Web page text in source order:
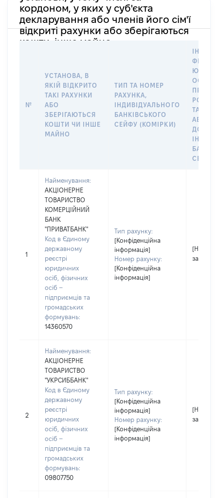
кордоном, у яких у суб'єкта
декларування або членів його сім'ї
відкриті рахунки або зберігаються
кошти, інше майно
№
УСТАНОВА, В
ЯКІЙ ВІДКРИТО
ТАКІ РАХУНКИ
АБО
ЗБЕРІГАЮТЬСЯ
КОШТИ ЧИ ІНШЕ
МАЙНО
ТИП ТА НОМЕР
РАХУНКА,
ІНДИВІДУАЛЬНОГО
БАНКІВСЬКОГО
СЕЙФУ (КОМІРКИ)
ПРАВО
ТАКИМ
АБО
ДО
СЕЙФУ
1
Найменування:
АКЦІОНЕРНЕ
ТОВАРИСТВО
КОМЕРЦІЙНИЙ
БАНК
"ПРИВАТБАНК"
Код в Єдиному
державному
реєстрі
юридичних
осіб, фізичних
осіб –
підприємців та
громадських
формувань:
14360570
Тип рахунку:
[Конфіденційна
інформація]
Номер рахунку:
[Конфіденційна
інформація]
[Не
2
Найменування:
АКЦІОНЕРНЕ
ТОВАРИСТВО
"УКРСИББАНК"
Код в Єдиному
державному
реєстрі
юридичних
осіб, фізичних
осіб –
підприємців та
громадських
формувань:
09807750
Тип рахунку:
[Конфіденційна
інформація]
Номер рахунку:
[Конфіденційна
інформація]
[Не